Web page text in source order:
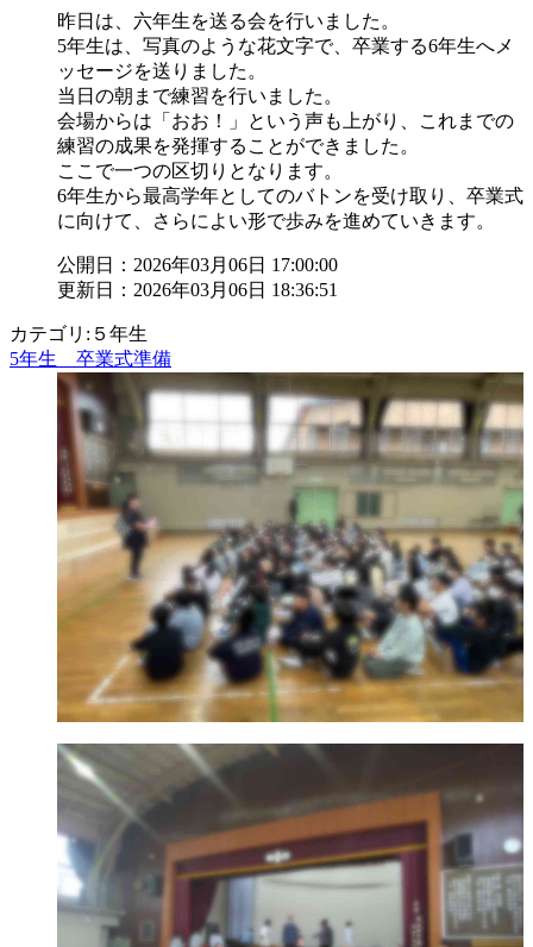
昨日は、六年生を送る会を行いました。
5年生は、写真のような花文字で、卒業する6年生へメ
ッセージを送りました。
当日の朝まで練習を行いました。
会場からは「おお！」という声も上がり、これまでの
練習の成果を発揮することができました。
ここで一つの区切りとなります。
6年生から最高学年としてのバトンを受け取り、卒業式
に向けて、さらによい形で歩みを進めていきます。
公開日：2026年03月06日 17:00:00
更新日：2026年03月06日 18:36:51
カテゴリ:５年生
5年生 卒業式準備